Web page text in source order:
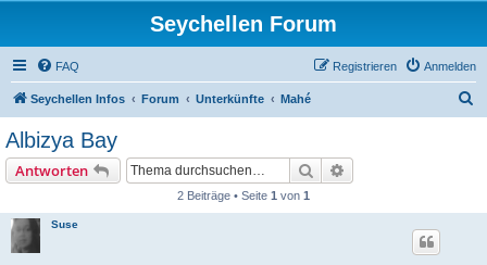
Seychellen Forum
FAQ Anmelden
Registrieren
Seychellen Infos Forum Unterkünfte Mahé
Albizya Bay
Antworten Suche
2 Beiträge • Seite 1 von 1
Suse